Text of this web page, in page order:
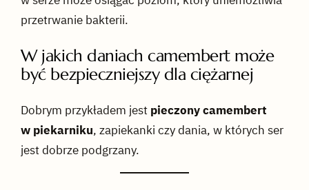
przetrwanie bakterii.
W jakich daniach camembert może
być bezpieczniejszy dla ciężarnej
Dobrym przykładem jest pieczony camembert
w piekarniku, zapiekanki czy dania, w których ser
jest dobrze podgrzany.